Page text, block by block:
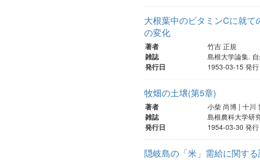
大根葉中のビタミンCに就
の変化
著者
竹吉 正規
雑誌
島根大学論集.
発行日
1953-03-15 発行
牧畑の土壌(第5章)
著者
小柴 尚博 | 十川
雑誌
島根農科大学研
発行日
1954-03-30 発行
隠岐島の「米」需給に関す